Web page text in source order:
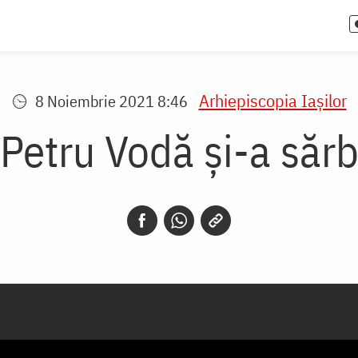
8 Noiembrie 2021 8:46 Arhiepiscopia Iaşilor
Vodă și-a